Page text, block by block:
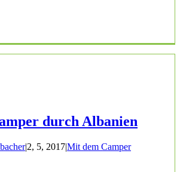
durch Albanien
|2, 5, 2017|Mit dem Camper